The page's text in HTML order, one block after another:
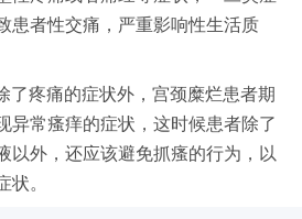
患者性交痛，严重影响性生活质
了疼痛的症状外，宫颈糜烂患者期
异常瘙痒的症状，这时候患者除了
以外，还应该避免抓瘙的行为，以
状。